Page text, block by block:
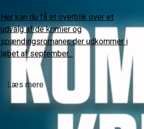
Her kan du få et overblik over et
udvalg af de krimier og
spændingsromaner, der udkommer i
løbet af september...
Læs mere